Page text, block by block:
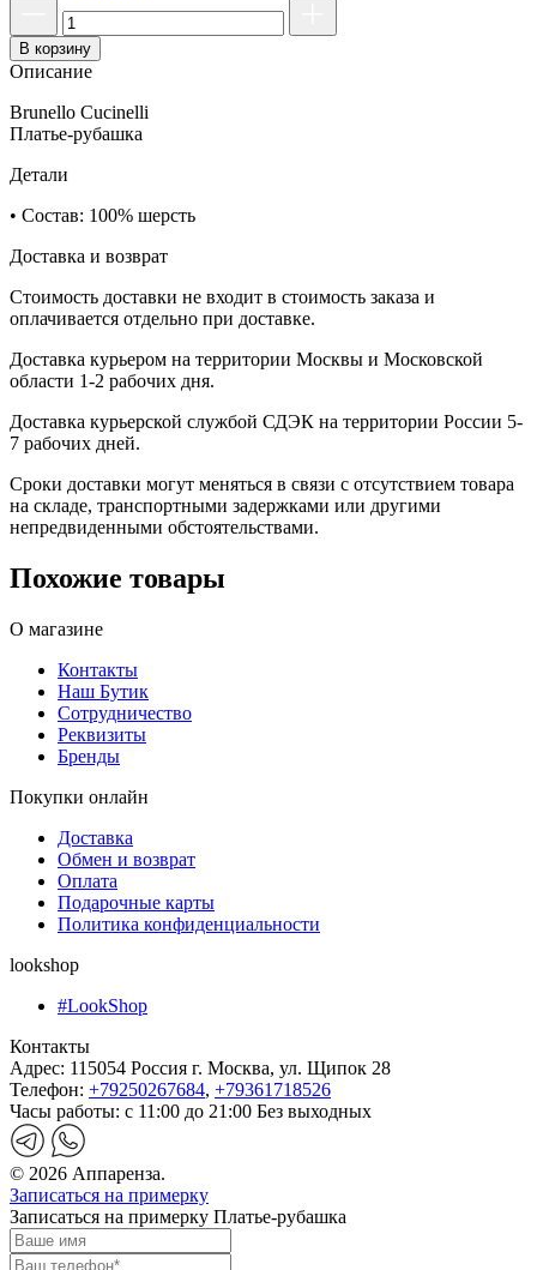
В корзину
Описание
Brunello Cucinelli
Платье-рубашка
Детали
• Состав: 100% шерсть
Доставка и возврат
Стоимость доставки не входит в стоимость заказа и
оплачивается отдельно при доставке.
Доставка курьером на территории Москвы и Московской
области 1-2 рабочих дня.
Доставка курьерской службой СДЭК на территории России 5-
7 рабочих дней.
Сроки доставки могут меняться в связи с отсутствием товара
на складе, транспортными задержками или другими
непредвиденными обстоятельствами.
Похожие товары
О магазине
Контакты
Наш Бутик
Сотрудничество
Реквизиты
Бренды
Покупки онлайн
Доставка
Обмен и возврат
Оплата
Подарочные карты
Политика конфиденциальности
lookshop
#LookShop
Контакты
Адрес: 115054 Россия г. Москва, ул. Щипок 28
Телефон: +79250267684, +79361718526
Часы работы: с 11:00 до 21:00 Без выходных
© 2026 Аппаренза.
Записаться на примерку
Записаться на примерку Платье-рубашка